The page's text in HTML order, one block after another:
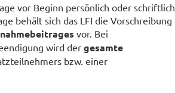
vor Beginn persönlich oder schriftlich
behält sich das LFI die Vorschreibung
vor. Bei
wird der gesamte
bzw. einer